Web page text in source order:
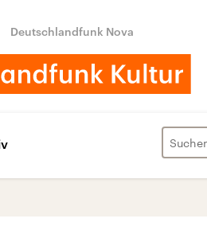
Deutschlandfunk Nova